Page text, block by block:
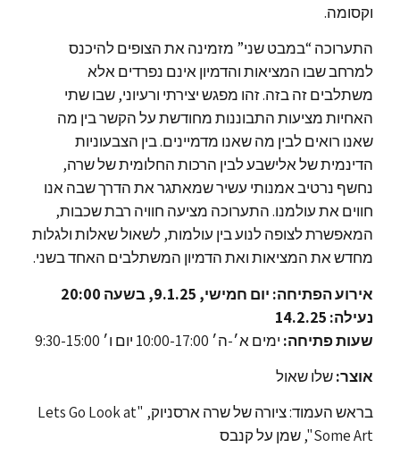
וקסומה.
התערוכה“במבט שני” מזמינה את הצופים להיכנס
למרחב שבו המציאות והדמיון אינם נפרדים אלא
משתלבים זה בזה. זהו מפגש יצירתי ורעיוני, שבו שתי
האחיות מציעות התבוננות מחודשת על הקשר בין מה
שאנו רואים לבין מה שאנו מדמיינים. בין הצבעוניות
הדינמית של אלישבע לבין הרכות החלומית של שרה,
נחשף נרטיב אמנותי עשיר שמאתגר את הדרך שבה אנו
חווים את עולמנו. התערוכה מציעה חוויה רבת שכבות,
המאפשרת לצופה לנוע בין עולמות, לשאול שאלות ולגלות
מחדש את המציאות ואת הדמיון המשתלבים האחד בשני.
אירוע הפתיחה: יום חמישי, 9.1.25, בשעה 20:00
נעילה: 14.2.25
שעות פתיחה: ימים א׳-ה׳ 10:00-17:00 יום ו׳ 9:30-15:00
אוצר:שלו שאול
בראש העמוד: ציורה של שרה ארסניוק, "Lets Go Look at
Some Art", שמן על קנבס